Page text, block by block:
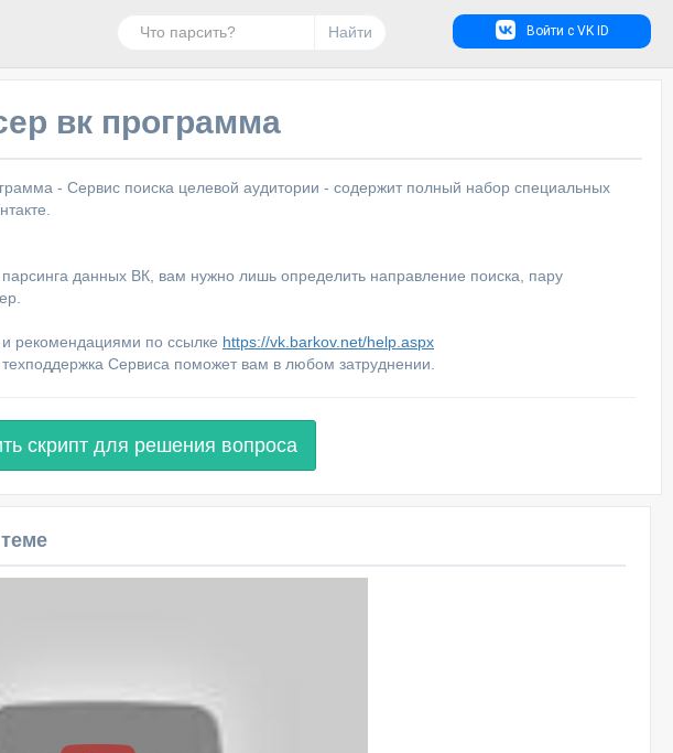
Войти с VK ID
Найти
вк программа
- Сервис поиска целевой аудитории - содержит полный набор специальных
данных ВК, вам нужно лишь определить направление поиска, пару
рекомендациями по ссылке https://vk.barkov.net/help.aspx
Сервиса поможет вам в любом затруднении.
скрипт для решения вопроса